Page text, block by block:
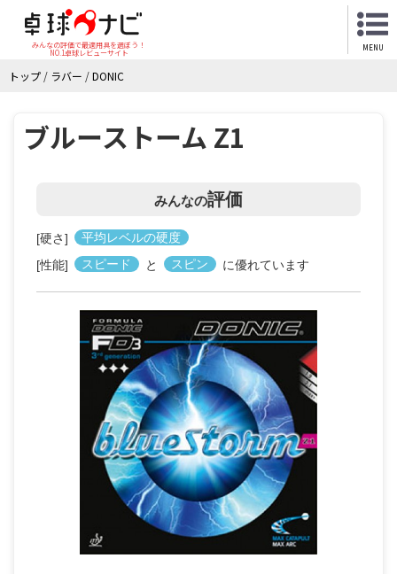
みんなの評価で最適用具を選ぼう！
NO.1卓球レビューサイト
MENU
トップ / ラバー /DONIC
ブルーストーム Z1
みんなの評価
[硬さ]
平均レベルの硬度
[性能]
スピード と スピン に優れています